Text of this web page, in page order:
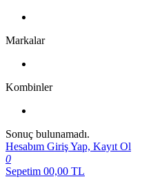
Markalar
Kombinler
Sonuç bulunamadı.
Hesabım Giriş Yap, Kayıt Ol
0
Sepetim 00,00 TL